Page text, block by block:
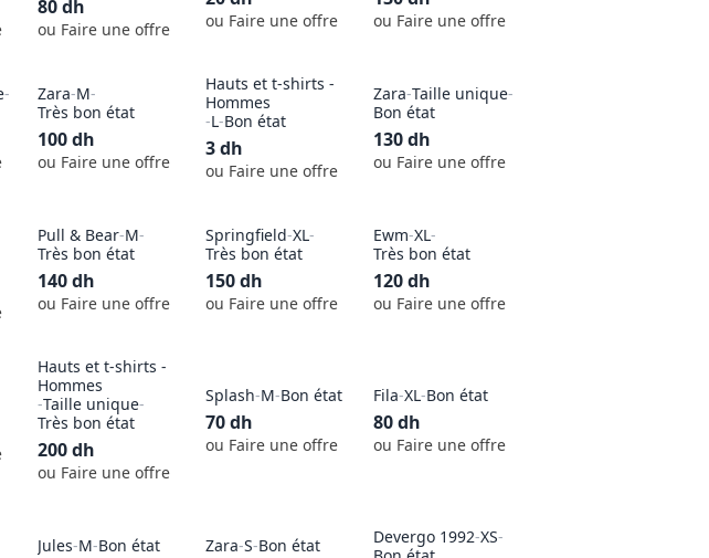
80dh
ou Faire une offre ou Faire une offre ou Faire une offre
-
Zara-M-
Très bon état
100dh
ou Faire une offre
Hauts et t-shirts -
Hommes
-L-Bon état
3dh
ou Faire une offre
Zara-Taille unique-
Bon état
130dh
ou Faire une offre
Pull & Bear-M-
Très bon état
140dh
ou Faire une offre
Springfield-XL-
Très bon état
150dh
ou Faire une offre
Ewm-XL-
Très bon état
120dh
ou Faire une offre
Hauts et t-shirts -
Hommes
-Taille unique-
Très bon état
200dh
ou Faire une offre
Splash-M-Bon état
70dh
ou Faire une offre
Fila-XL-Bon état
80dh
ou Faire une offre
Jules-M-Bon état Zara-S-Bon état Devergo 1992-XS-